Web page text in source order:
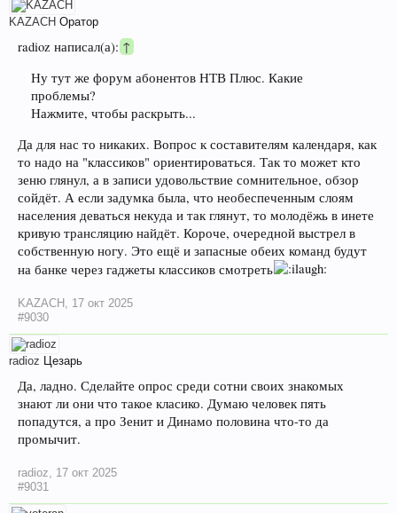
KAZACH Оратор
radioz написал(а): ↑
Ну тут же форум абонентов НТВ Плюс. Какие
проблемы?
Нажмите, чтобы раскрыть...
Да для нас то никаких. Вопрос к составителям календаря, как
то надо на "классиков" ориентироваться. Так то может кто
зеню глянул, а в записи удовольствие сомнительное, обзор
сойдёт. А если задумка была, что необеспеченным слоям
населения деваться некуда и так глянут, то молодёжь в инете
кривую трансляцию найдёт. Короче, очередной выстрел в
собственную ногу. Это ещё и запасные обеих команд будут
на банке через гаджеты классиков смотреть
KAZACH 17 окт 2025
#9030
radioz Цезарь
Да, ладно. Сделайте опрос среди сотни своих знакомых
знают ли они что такое класико. Думаю человек пять
попадутся, а про Зенит и Динамо половина что-то да
промычит.
radioz
17 окт 2025
#9031